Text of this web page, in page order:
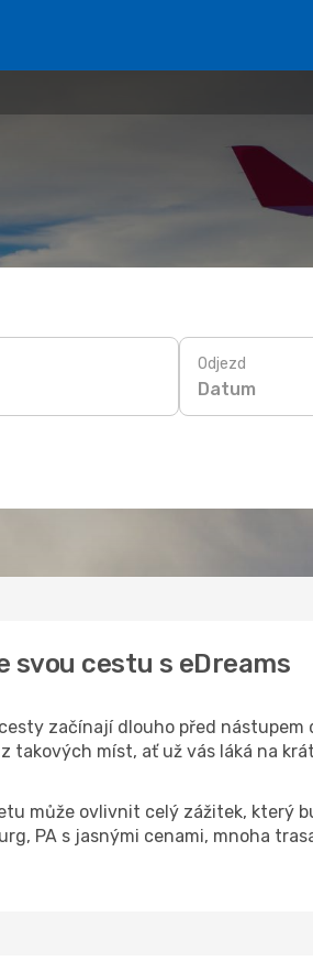
Odjezd
Datum
svou cestu s eDreams
začínají dlouho před
takových míst, ať už vás láká na
může ovlivnit celý zážitek, který
PA s jasnými cenami, mnoha